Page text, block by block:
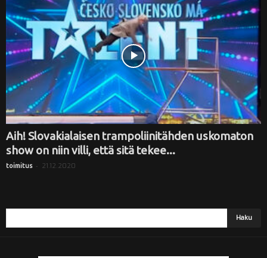
Aih! Slovakialaisen trampoliinitähden uskomaton
show on niin villi, että sitä tekee...
toimitus - 21.12.2020